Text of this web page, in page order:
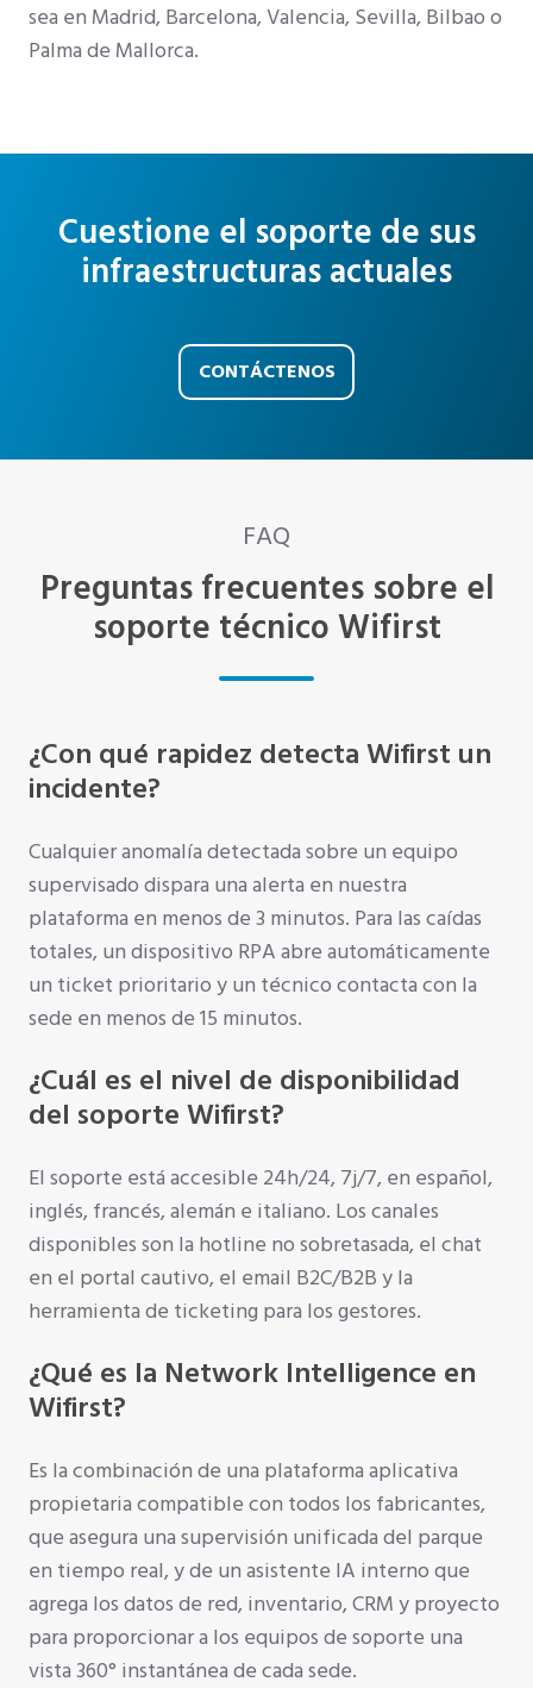
sea en Madrid, Barcelona, Valencia, Sevilla, Bilbao o
Palma de Mallorca.
Cuestione el soporte de sus
infraestructuras actuales
CONTÁCTENOS
FAQ
Preguntas frecuentes sobre el
soporte técnico Wifirst
¿Con qué rapidez detecta Wifirst un
incidente?
Cualquier anomalía detectada sobre un equipo
supervisado dispara una alerta en nuestra
plataforma en menos de 3 minutos. Para las caídas
totales, un dispositivo RPA abre automáticamente
un ticket prioritario y un técnico contacta con la
sede en menos de 15 minutos.
¿Cuál es el nivel de disponibilidad
del soporte Wifirst?
El soporte está accesible 24h/24, 7j/7, en español,
inglés, francés, alemán e italiano. Los canales
disponibles son la hotline no sobretasada, el chat
en el portal cautivo, el email B2C/B2B y la
herramienta de ticketing para los gestores.
¿Qué es la Network Intelligence en
Wifirst?
Es la combinación de una plataforma aplicativa
propietaria compatible con todos los fabricantes,
que asegura una supervisión unificada del parque
en tiempo real, y de un asistente IA interno que
agrega los datos de red, inventario, CRM y proyecto
para proporcionar a los equipos de soporte una
vista 360° instantánea de cada sede.